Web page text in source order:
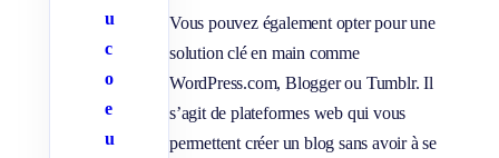
u
c
o
e
u
Vous pouvez également opter pour une
solution clé en main comme
WordPress.com, Blogger ou Tumblr. Il
s’agit de plateformes web qui vous
permettent créer un blog sans avoir à se